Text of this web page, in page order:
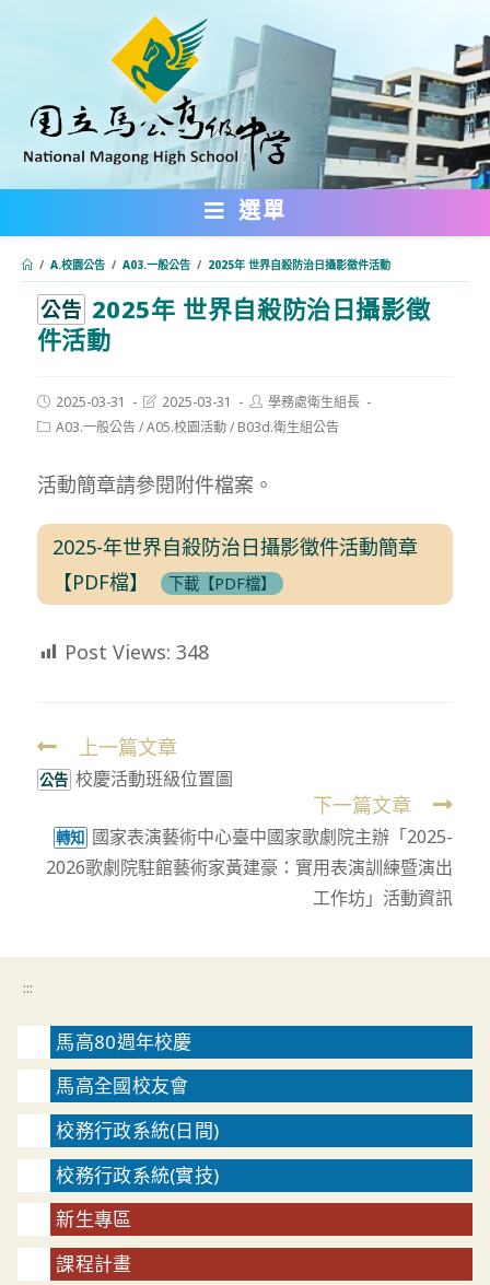
內
選單
/ A.校園公告 / A03.一般公告 / 2025年 世界自殺防治日攝影徵件活動
公告 2025年 世界自殺防治日攝影徵
件活動
Post
published:
2025-03-31
Post
modified:
2025-03-31
Post
author:
學務處衛生組長
PostA03.一般公告/A05.校園活動/ B03d.衛生組公告
活動簡章請參閱附件檔案。
2025-年世界自殺防治日攝影徵件活動簡章
【PDF檔】
下載【PDF檔】
Post Views: 348
Read
more
上一篇文章
公告 校慶活動班級位置圖
下一篇文章
轉知 國家表演藝術中心臺中國家歌劇院主辦「2025-
2026歌劇院駐館藝術家黃建豪：實用表演訓練暨演出
工作坊」活動資訊
:::
馬高80週年校慶
馬高全國校友會
校務行政系統(日間)
校務行政系統(實技)
新生專區
課程計畫